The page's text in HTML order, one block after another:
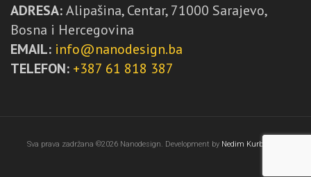
ADRESA:Alipašina, Centar, 71000 Sarajevo,
Bosna i Hercegovina
EMAIL: info@nanodesign.ba
TELEFON: +387 61 818 387
Sva prava zadržana ©2026 Nanodesign. Development by Nedim Kurbegović